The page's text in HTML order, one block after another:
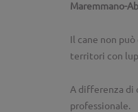
Maremmano-
Il cane non
territori con
A differenza di
professionale.